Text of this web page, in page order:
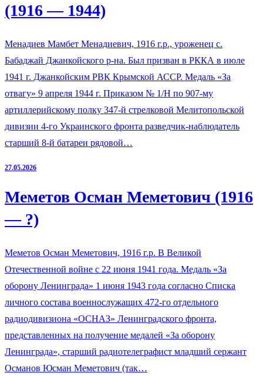
(1916 — 1944)
Менадиев Мамбет Менадиевич, 1916 г.р., уроженец с.
Бабаджай Джанкойского р-на. Был призван в РККА в июле
1941 г. Джанкойским РВК Крымской АССР. Медаль «За
отвагу» 9 апреля 1944 г. Приказом № 1/Н по 907-му
артиллерийскому полку 347-й стрелковой Мелитопольской
дивизии 4-го Украинского фронта разведчик-наблюдатель
старший 8-й батареи рядовой…
27.05.2026
Меметов Осман Меметович (1916
— ?)
Меметов Осман Меметович, 1916 г.р. В Великой
Отечественной войне с 22 июня 1941 года. Медаль «За
оборону Ленинграда» 1 июня 1943 года согласно Списка
личного состава военнослужащих 472-го отдельного
радиодивизиона «ОСНАЗ» Ленинградского фронта,
представленных на получение медалей «За оборону
Ленинграда», старший радиотелеграфист младший сержант
Османов Юсман Меметович (так…